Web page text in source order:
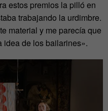
estos premios la pilló en
trabajando la urdimbre.
material y me parecía que
idea de los bailarines».